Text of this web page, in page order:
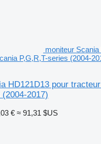
moniteur
P,G,R,T-series (2004-
HD121D13 pour
2017)
€ ≈ 91,31 $US